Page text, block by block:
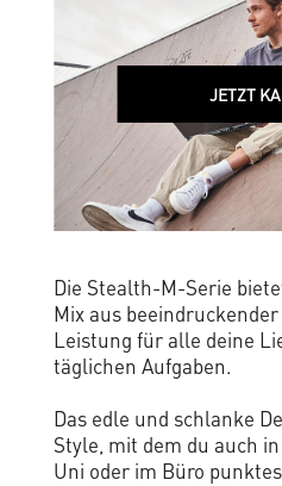
JETZT
Die Stealth-M-Serie
Mix aus
Leistung für alle deine
täglichen Aufgaben.
Das edle und schlanke
Style, mit dem du auch
Uni oder im Büro